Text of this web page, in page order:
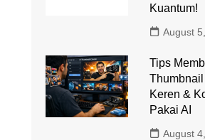
Kuantum!
August
Tips
Keren &
Pakai AI
August